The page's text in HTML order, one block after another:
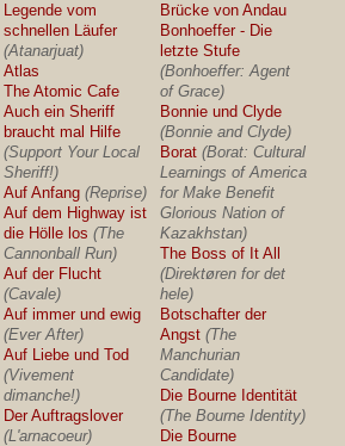
Legende vom
schnellen Läufer
(Atanarjuat)
Atlas
The Atomic Cafe
Auch ein Sheriff
braucht mal Hilfe
(Support Your Local
Sheriff!)
Auf Anfang (Reprise)
Auf dem Highway ist
die Hölle los (The
Cannonball Run)
Auf der Flucht
(Cavale)
Auf immer und ewig
(Ever After)
Auf Liebe und Tod
(Vivement
dimanche!)
Der Auftragslover
(L'arnacoeur)
Brücke von Andau
Bonhoeffer - Die
letzte Stufe
(Bonhoeffer: Agent
of Grace)
Bonnie und Clyde
(Bonnie and Clyde)
Borat (Borat: Cultural
Learnings of America
for Make Benefit
Glorious Nation of
Kazakhstan)
The Boss of It All
(Direktøren for det
hele)
Botschafter der
Angst (The
Manchurian
Candidate)
Die Bourne Identität
(The Bourne Identity)
Die Bourne